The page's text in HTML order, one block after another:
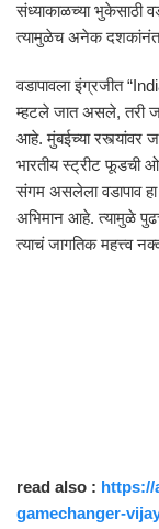
संध्याकाळच्या भुकेसाठी
त्यामुळेच अनेक
वडापावला इंग्रजीत
म्हटले जात असले, तरी
आहे. मुंबईच्या रस्त्यांवर
भारतीय स्ट्रीट फूडची
संगम असलेला वडापाव हा
अभिमान आहे. त्यामुळे
त्याचं जागतिक महत्त्व
read also : https://
gamechanger-